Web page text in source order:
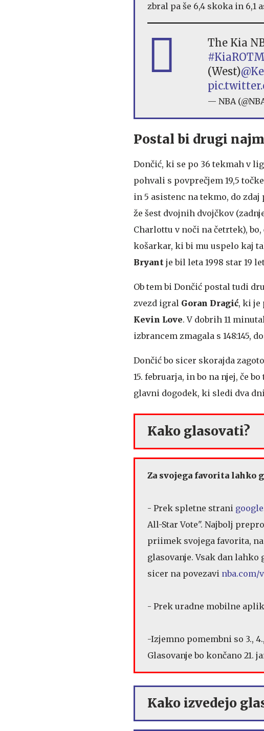
zbral pa še 6,4 skoka in 6,1
The Kia
#KiaROTM
(West)
— NBA
Postal bi drugi
Dončić, ki se po 36 tekmah v
pohvali s povprečjem 19,5
in 5 asistenc na tekmo, do zdaj
že šest dvojnih dvojčkov
Charlottu v noči na četrtek),
košarkar, ki bi mu uspelo kaj
Bryant je bil leta 1998 star 19
Ob tem bi Dončić postal tudi
zvezd igral Goran Dragić, ki je
Kevin Love. V dobrih 11
izbrancem zmagala s 148:145,
Dončić bo sicer skorajda
15. februarja, in bo na njej, če
glavni dogodek, ki sledi dva
Kako glasovati?
Za svojega favorita lahko
- Prek spletne strani
All-Star Vote". Najbolj
priimek svojega favorita,
glasovanje. Vsak dan
sicer na povezavi nba.com/
- Prek uradne mobilne
-Izjemno pomembni so 3.,
Glasovanje bo končano 21.
Kako izvedejo